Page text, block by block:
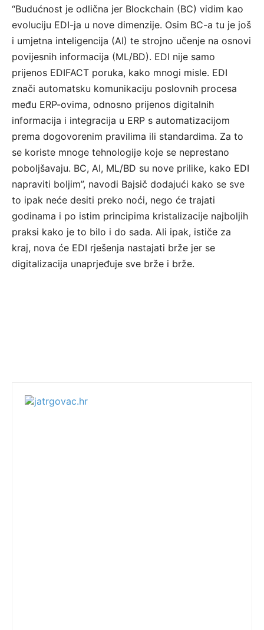
“Budućnost je odlična jer Blockchain (BC) vidim kao
evoluciju EDI-ja u nove dimenzije. Osim BC-a tu je još
i umjetna inteligencija (AI) te strojno učenje na osnovi
povijesnih informacija (ML/BD). EDI nije samo
prijenos EDIFACT poruka, kako mnogi misle. EDI
znači automatsku komunikaciju poslovnih procesa
među ERP-ovima, odnosno prijenos digitalnih
informacija i integracija u ERP s automatizacijom
prema dogovorenim pravilima ili standardima. Za to
se koriste mnoge tehnologije koje se neprestano
poboljšavaju. BC, AI, ML/BD su nove prilike, kako EDI
napraviti boljim”, navodi Bajsič dodajući kako se sve
to ipak neće desiti preko noći, nego će trajati
godinama i po istim principima kristalizacije najboljih
praksi kako je to bilo i do sada. Ali ipak, ističe za
kraj, nova će EDI rješenja nastajati brže jer se
digitalizacija unaprjeđuje sve brže i brže.